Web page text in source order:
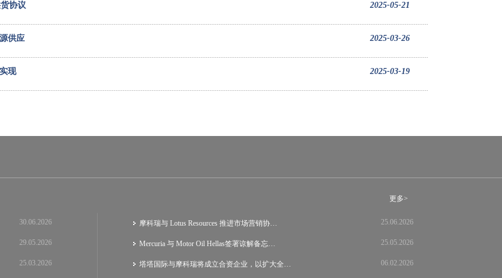
协议 2025-05-21
供应 2025-03-26
现 2025-03-19
更多>
30.06.2026 摩科瑞与 Lotus Resources 推进市场营销协… 25.06.2026
29.05.2026 Mercuria 与 Motor Oil Hellas签署谅解备忘… 25.05.2026
25.03.2026 塔塔国际与摩科瑞将成立合资企业，以扩大全… 06.02.2026